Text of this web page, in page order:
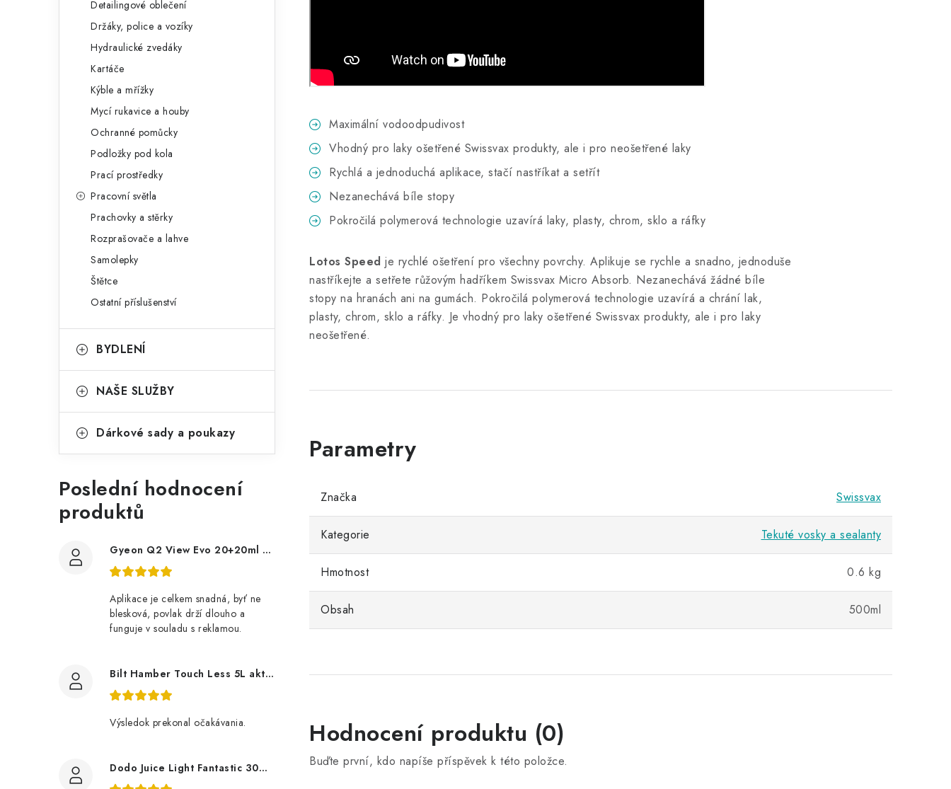
Detailingové oblečení
Držáky, police a vozíky
Hydraulické zvedáky
Kartáče
Kýble a mřížky
Mycí rukavice a houby
Ochranné pomůcky
Podložky pod kola
Prací prostředky
Pracovní světla
Prachovky a stěrky
Rozprašovače a lahve
Samolepky
Štětce
Ostatní příslušenství
BYDLENÍ
NAŠE SLUŽBY
Dárkové sady a poukazy
Poslední hodnocení
produktů
Gyeon Q2 View Evo 20+20ml nanopovlak na okna
Aplikace je celkem snadná, byť ne
blesková, povlak drží dlouho a
funguje v souladu s reklamou.
Bilt Hamber Touch Less 5L aktivní pěna
Výsledok prekonal očakávania.
Dodo Juice Light Fantastic 30ml měkký vosk
Maximální vodoodpudivost
Vhodný pro laky ošetřené Swissvax produkty, ale i pro neošetřené laky
Rychlá a jednoduchá aplikace, stačí nastříkat a setřít
Nezanechává bíle stopy
Pokročilá polymerová technologie uzavírá laky, plasty, chrom, sklo a ráfky
Lotos Speed je rychlé ošetření pro všechny povrchy. Aplikuje se rychle a snadno, jednoduše
nastříkejte a setřete růžovým hadříkem Swissvax Micro Absorb. Nezanechává žádné bíle
stopy na hranách ani na gumách. Pokročilá polymerová technologie uzavírá a chrání lak,
plasty, chrom, sklo a ráfky. Je vhodný pro laky ošetřené Swissvax produkty, ale i pro laky
neošetřené.
Značka Swissvax
Kategorie Tekuté vosky a sealanty
Hmotnost 0.6 kg
Obsah 500ml
Hodnocení produktu (0)
Buďte první, kdo napíše příspěvek k této položce.